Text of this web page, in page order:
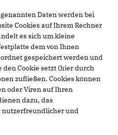
Daten werden bei
Cookies auf Ihrem Rechner
es sich um kleine
dem von Ihnen
gespeichert werden und
den Cookie setzt (hier durch
zufließen. Cookies können
oder Viren auf Ihren
dazu, das
nutzerfreundlicher und